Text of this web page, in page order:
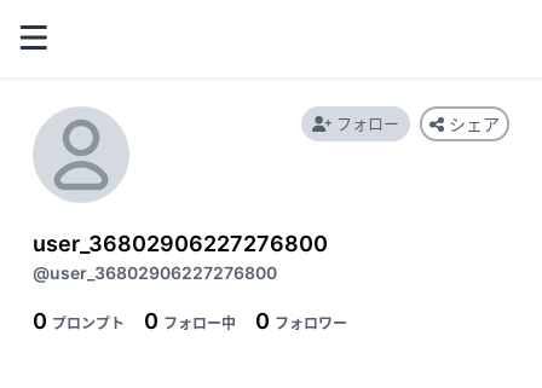
user_36802906227276800
@user_36802906227276800
0 プロンプト 0 フォロー中 0 フォロワー
フォロー シェア